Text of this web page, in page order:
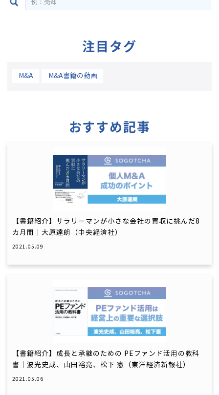
注目タグ
M&A M&A書籍の動画
おすすめ記事
【書籍紹介】サラリーマンが小さな会社の買収に挑んだ8
カ月間｜大原達朗（中央経済社）
2021.05.09
【書籍紹介】成長と承継のための PEファンド活用の教科
書｜波光史成、山田裕亮、松下 憲（東洋経済新報社）
2021.05.06